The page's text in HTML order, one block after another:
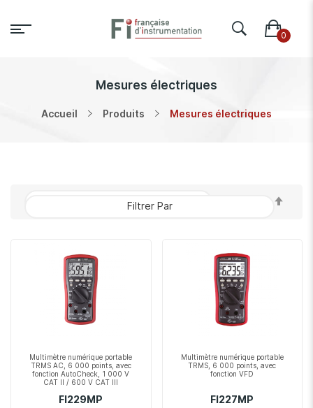
Mesures électriques
Accueil Produits Mesures électriques
Multimètre numérique portable
TRMS AC, 6 000 points, avec
fonction AutoCheck, 1 000 V
CAT II / 600 V CAT III
FI229MP
Multimètre numérique portable
TRMS, 6 000 points, avec
fonction VFD
FI227MP
Filtrer Par